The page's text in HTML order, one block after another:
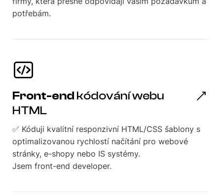
potřebám.
Front-end kódování webu
HTML
✅ Kóduji kvalitní responzivní HTML/CSS šablony s
optimalizovanou rychlostí načítání pro webové
stránky, e-shopy nebo IS systémy.
Jsem front-end developer.